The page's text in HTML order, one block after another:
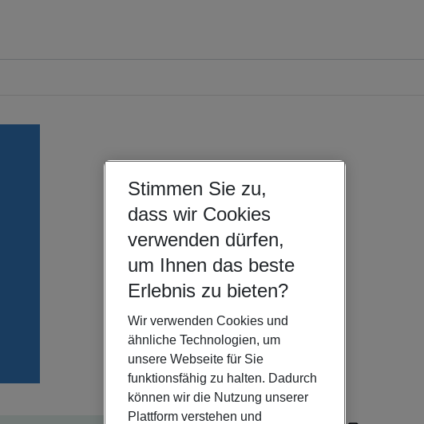
Stimmen Sie zu,
dass wir Cookies
verwenden dürfen,
um Ihnen das beste
Erlebnis zu bieten?
Wir verwenden Cookies und
ähnliche Technologien, um
unsere Webseite für Sie
funktionsfähig zu halten. Dadurch
können wir die Nutzung unserer
Plattform verstehen und